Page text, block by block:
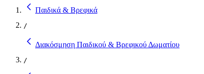
Παιδικά & Βρεφικά
/
Διακόσμηση Παιδικού & Βρεφικού Δωματίου
/